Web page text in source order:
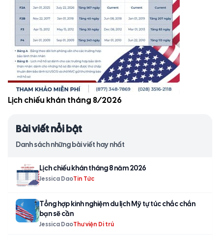
Lịch chiếu khán tháng 8/2026
Bài viết nổi bật
Danh sách những bài viết hay nhất
Lịch chiếu khán tháng 8 năm 2026
Jessica DaoTin Tức
Tổng hợp kinh nghiệm du lịch Mỹ tự túc chắc chắn
bạn sẽ cần
Jessica DaoThư viện Di trú